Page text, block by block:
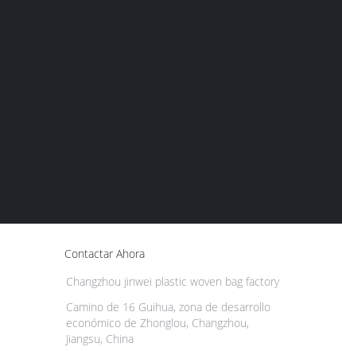
Contactar Ahora
Changzhou jinwei plastic woven bag factory
Camino de 16 Guihua, zona de desarrollo
económico de Zhonglou, Changzhou,
Jiangsu, China